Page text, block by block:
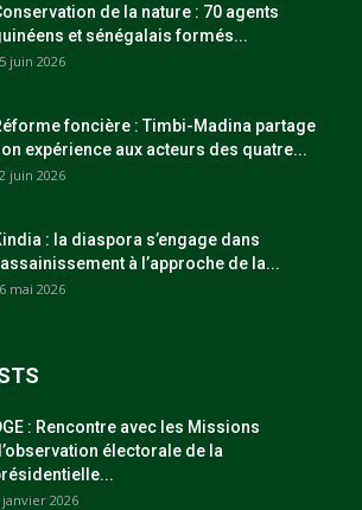
de la nature : 70 agents
et sénégalais formés...
juin 2026
foncière : Timbi-Madina partage
expérience aux acteurs des quatre...
juin 2026
: la diaspora s’engage dans
à l’approche de la...
mai 2026
: Rencontre avec les Missions
électorale de la
janvier 2026